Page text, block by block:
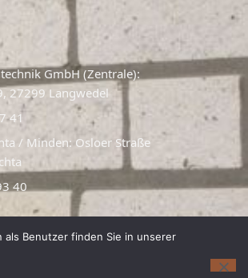
GmbH (Zentrale):
27299 Langwedel
41
/ Minden: Osloer Straße
40
als Benutzer finden Sie in unserer